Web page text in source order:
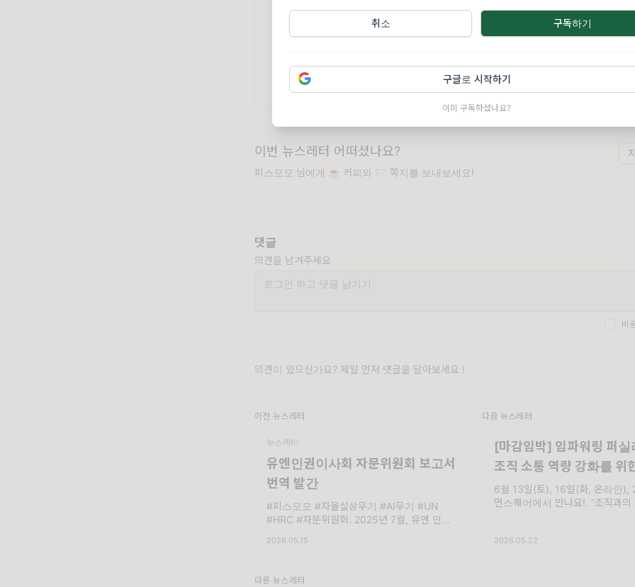
구독하기
취소
구글로 시작하기
이미 구독하셨나요?
✉️
[필수] 메일리이용약관 개인정보처리방침에 동의합니다.
이번 뉴스레터 어떠셨나요?
피스모모 님에게 ☕️ 커피와 ✉️ 쪽지를 보내보세요!
댓글
의견을 남겨주세요
비
의견이 있으신가요? 제일 먼저 댓글을 달아보세요 !
이전 뉴스레터
뉴스레터
유엔인권이사회 자문위원회 보고서
번역 발간
#피스모모 #자율살상무기 #AI무기 #UN
#HRC #자문위원회. 2025년 7월, 유엔 인권
적 영향을 분석한 보고서를 발간했습니다. 이
2026.05.15
다음 뉴스레터
[마감임박] 임파워링 퍼
조직 소통 역량 강화를 위
기술
6월 13일(토), 16일(화, 온라인),
먼스퀘어에서 만나요!. “조직과의
은 언제나 다정하지 않았다. 개인
2026.05.22
다른 뉴스레터